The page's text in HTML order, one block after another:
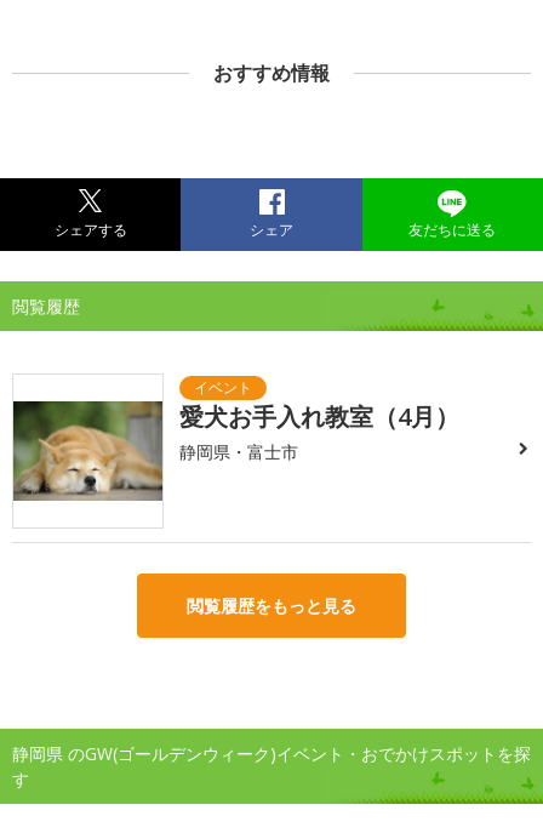
おすすめ情報
シェアする シェア 友だちに送る
閲覧履歴
愛犬お手入れ教室（4月）
静岡県・富士市
閲覧履歴をもっと見る
静岡県 のGW(ゴールデンウィーク)イベント・おでかけスポットを探
す